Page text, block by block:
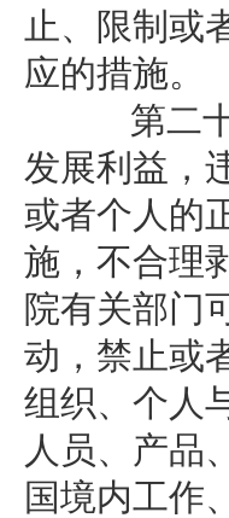
止、限制或
应的措施。
第二十
发展利益，
或者个人的
施，不合理
院有关部门
动，禁止或
组织、个人
人员、产品
国境内工作